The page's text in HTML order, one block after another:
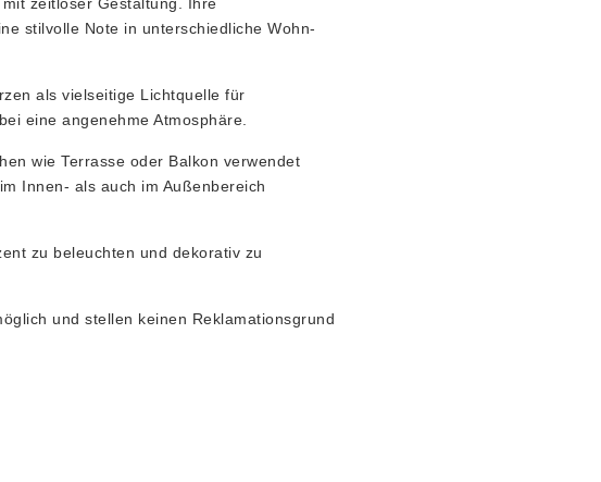
stilvolle Note in unterschiedliche Wohn-
als vielseitige Lichtquelle für
eine angenehme Atmosphäre.
wie Terrasse oder Balkon verwendet
Innen- als auch im Außenbereich
zu beleuchten und dekorativ zu
und stellen keinen Reklamationsgrund